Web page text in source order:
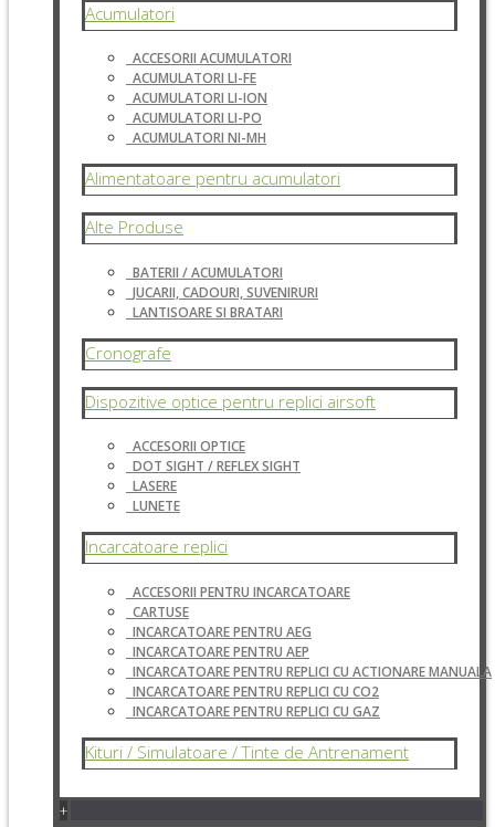
Acumulatori
ACCESORII ACUMULATORI
ACUMULATORI LI-FE
ACUMULATORI LI-ION
ACUMULATORI LI-PO
ACUMULATORI NI-MH
Alimentatoare pentru acumulatori
Alte Produse
BATERII / ACUMULATORI
JUCARII, CADOURI, SUVENIRURI
LANTISOARE SI BRATARI
Cronografe
Dispozitive optice pentru replici airsoft
ACCESORII OPTICE
DOT SIGHT / REFLEX SIGHT
LASERE
LUNETE
Incarcatoare replici
ACCESORII PENTRU INCARCATOARE
CARTUSE
INCARCATOARE PENTRU AEG
INCARCATOARE PENTRU AEP
INCARCATOARE PENTRU REPLICI CU ACTIONARE MANUALA
INCARCATOARE PENTRU REPLICI CU CO2
INCARCATOARE PENTRU REPLICI CU GAZ
Kituri / Simulatoare / Tinte de Antrenament
+